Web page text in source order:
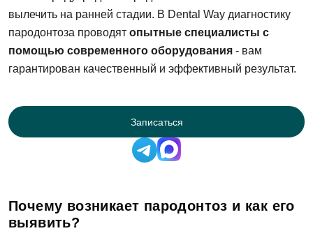
вылечить на ранней стадии. В Dental Way диагностику
пародонтоза проводят опытные специалисты с
помощью современного оборудования - вам
гарантирован качественный и эффективный результат.
Записаться
Почему возникает пародонтоз и как его
выявить?